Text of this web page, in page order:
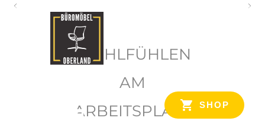
SHOP
WOHLFÜHLEN
AM
ARBEITSPLATZ